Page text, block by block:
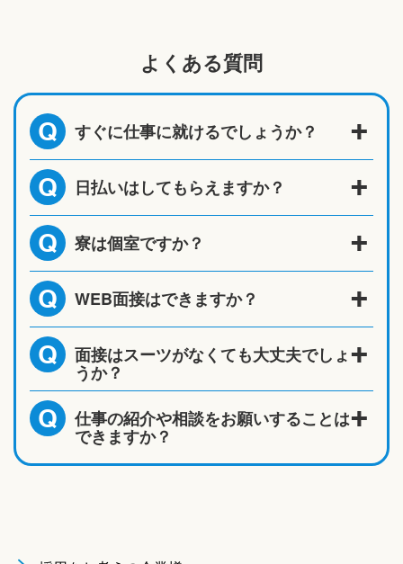
よくある質問
Q すぐに仕事に就けるでしょうか？
Q 日払いはしてもらえますか？
Q 寮は個室ですか？
Q WEB面接はできますか？
Q 面接はスーツがなくても大丈夫でしょ
うか？
Q 仕事の紹介や相談をお願いすることは
できますか？